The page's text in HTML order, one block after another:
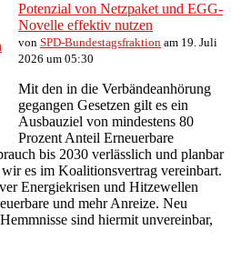
Potenzial von Netzpaket und EGG-
Novelle effektiv nutzen
von SPD-Bundestagsfraktion am 19. Juli
2026 um 05:30
Mit den in die Verbändeanhörung
gegangen Gesetzen gilt es ein
Ausbauziel von mindestens 80
Prozent Anteil Erneuerbare
bis 2030 verlässlich und planbar
es im Koalitionsvertrag vereinbart.
Energiekrisen und Hitzewellen
und mehr Anreize. Neu
sind hiermit unvereinbar,